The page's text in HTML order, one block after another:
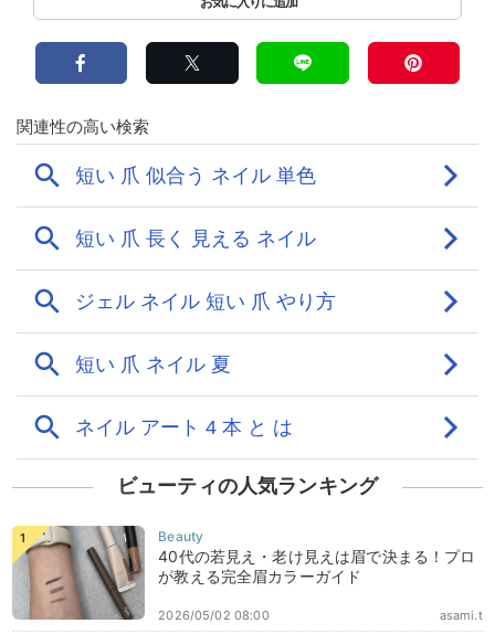
ビューティの人気ランキング
40代の若見え・老け見えは眉で決まる！プロ
が教える完全眉カラーガイド
asami.t
2026/05/02 08:00